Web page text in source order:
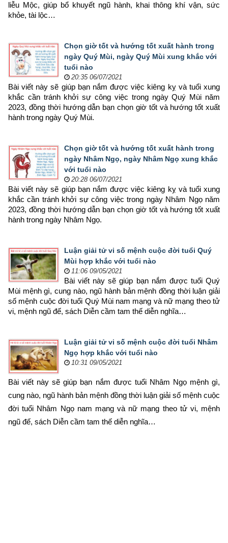
liễu Mộc, giúp bổ khuyết ngũ hành, khai thông khí vận, sức
khỏe, tài lộc…
Chọn giờ tốt và hướng tốt xuất hành trong
ngày Quý Mùi, ngày Quý Mùi xung khắc với
tuổi nào
20:35 06/07/2021
Bài viết này sẽ giúp bạn nắm được việc kiêng kỵ và tuổi xung
khắc cần tránh khởi sự công việc trong ngày Quý Mùi năm
2023, đồng thời hướng dẫn bạn chọn giờ tốt và hướng tốt xuất
hành trong ngày Quý Mùi.
Chọn giờ tốt và hướng tốt xuất hành trong
ngày Nhâm Ngọ, ngày Nhâm Ngọ xung khắc
với tuổi nào
20:28 06/07/2021
Bài viết này sẽ giúp bạn nắm được việc kiêng kỵ và tuổi xung
khắc cần tránh khởi sự công việc trong ngày Nhâm Ngọ năm
2023, đồng thời hướng dẫn bạn chọn giờ tốt và hướng tốt xuất
hành trong ngày Nhâm Ngọ.
Luận giải tử vi số mệnh cuộc đời tuổi Quý
Mùi hợp khắc với tuổi nào
11:06 09/05/2021
Bài viết này sẽ giúp bạn nắm được tuổi Quý
Mùi mệnh gì, cung nào, ngũ hành bản mệnh đồng thời luận giải
số mệnh cuộc đời tuổi Quý Mùi nam mạng và nữ mạng theo tử
vi, mệnh ngũ đế, sách Diễn cầm tam thế diễn nghĩa…
Luận giải tử vi số mệnh cuộc đời tuổi Nhâm
Ngọ hợp khắc với tuổi nào
10:31 09/05/2021
Bài viết này sẽ giúp bạn nắm được tuổi Nhâm Ngọ mệnh gì,
cung nào, ngũ hành bản mệnh đồng thời luận giải số mệnh cuộc
đời tuổi Nhâm Ngọ nam mạng và nữ mạng theo tử vi, mệnh
ngũ đế, sách Diễn cầm tam thế diễn nghĩa…